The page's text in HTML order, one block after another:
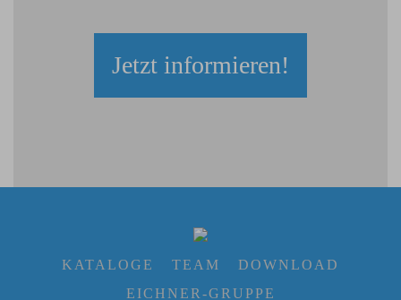
Jetzt informieren!
KATALOGE TEAM
DOWNLOAD
EICHNER-GRUPPE